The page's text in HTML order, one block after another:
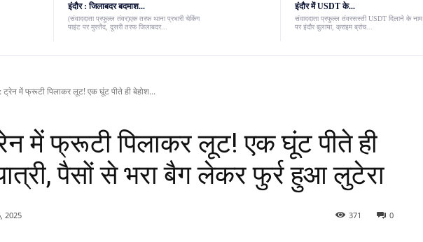
इंदौर : जिलाबदर बदमाश...
(संवाददाता प्रफुल्ल तंवर)एक तरफ थाना प्रभारी चेकिंग
पाइंट पर मुस्तैद, दूसरी तरफ जिलाबदर...
इंदौर में USDT के...
संवाददाता प्रफुल्ल तंवरसस्ती USDT दिलाने के नाम
पर इंदौर बुलाया, क्राइम ब्रांच...
ट्रेन में फ्रूटी पिलाकर लूट! एक घूंट पीते ही बेहोश...
में फ्रूटी पिलाकर लूट! एक घूंट पीते ही
पैसों से भरा बैग लेकर फुर्र हुआ लुटेरा
2025 0
371